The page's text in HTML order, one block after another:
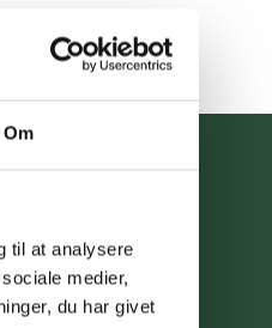
Om
til at analysere
medier,
du har givet